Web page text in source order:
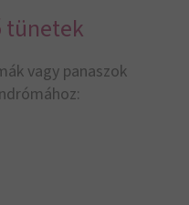
tünetek
vagy panaszok